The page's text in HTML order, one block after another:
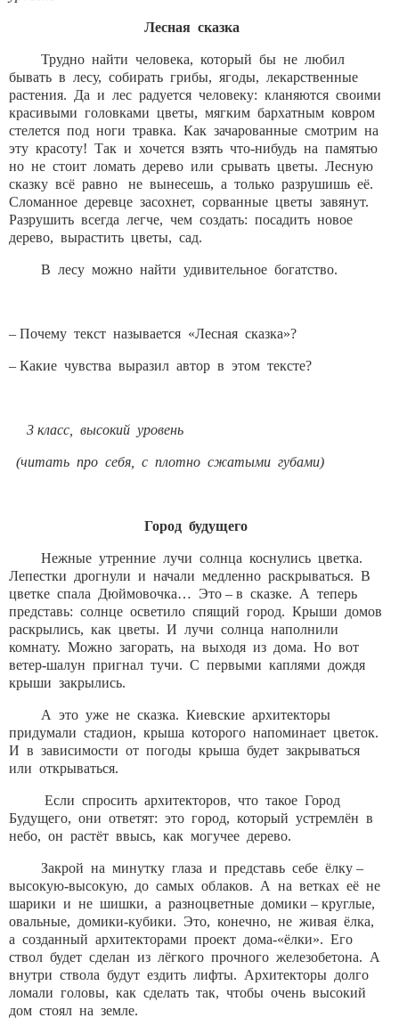
Лесная сказка
Трудно найти человека, который бы не любил
бывать в лесу, собирать грибы, ягоды, лекарственные
растения. Да и лес радуется человеку: кланяются своими
красивыми головками цветы, мягким бархатным ковром
стелется под ноги травка. Как зачарованные смотрим на
эту красоту! Так и хочется взять что-нибудь на памятью
но не стоит ломать дерево или срывать цветы. Лесную
сказку всё равно не вынесешь, а только разрушишь её.
Сломанное деревце засохнет, сорванные цветы завянут.
Разрушить всегда легче, чем создать: посадить новое
дерево, вырастить цветы, сад.
В лесу можно найти удивительное богатство.
– Почему текст называется «Лесная сказка»?
– Какие чувства выразил автор в этом тексте?
3 класс, высокий уровень
(читать про себя, с плотно сжатыми губами)
Город будущего
Нежные утренние лучи солнца коснулись цветка.
Лепестки дрогнули и начали медленно раскрываться. В
цветке спала Дюймовочка… Это – в сказке. А теперь
представь: солнце осветило спящий город. Крыши домов
раскрылись, как цветы. И лучи солнца наполнили
комнату. Можно загорать, на выходя из дома. Но вот
ветер-шалун пригнал тучи. С первыми каплями дождя
крыши закрылись.
А это уже не сказка. Киевские архитекторы
придумали стадион, крыша которого напоминает цветок.
И в зависимости от погоды крыша будет закрываться
или открываться.
Если спросить архитекторов, что такое Город
Будущего, они ответят: это город, который устремлён в
небо, он растёт ввысь, как могучее дерево.
Закрой на минутку глаза и представь себе ёлку –
высокую-высокую, до самых облаков. А на ветках её не
шарики и не шишки, а разноцветные домики – круглые,
овальные, домики-кубики. Это, конечно, не живая ёлка,
а созданный архитекторами проект дома-«ёлки». Его
ствол будет сделан из лёгкого прочного железобетона. А
внутри ствола будут ездить лифты. Архитекторы долго
ломали головы, как сделать так, чтобы очень высокий
дом стоял на земле.